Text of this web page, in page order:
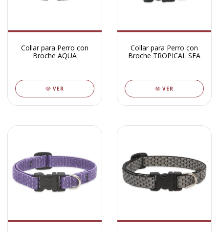
Collar para Perro con
Broche AQUA
VER
Collar para Perro con
Broche TROPICAL SEA
VER